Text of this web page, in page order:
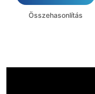
Összehasonlítás